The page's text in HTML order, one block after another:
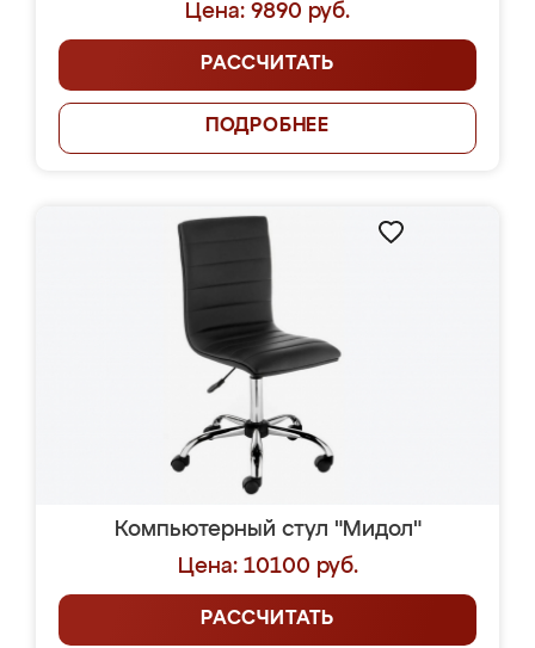
Цена: 9890 руб.
РАССЧИТАТЬ
ПОДРОБНЕЕ
Компьютерный стул "Мидол"
Цена: 10100 руб.
РАССЧИТАТЬ